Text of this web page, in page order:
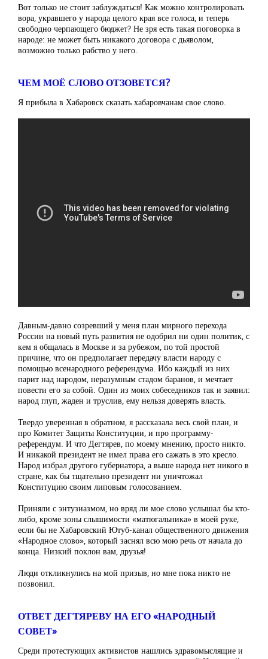
Вот только не стоит заблуждаться! Как можно контролировать
вора, укравшего у народа целого края все голоса, и теперь
свободно черпающего бюджет? Не зря есть такая поговорка в
народе: не может быть никакого договора с дьяволом,
возможно только рабство у него.
ЧЕМ МОЁ СЛОВО ОТЗОВЕТСЯ?
Я прибыла в Хабаровск сказать хабаровчанам свое слово.
Давным-давно созревший у меня план мирного перехода
России на новый путь развития не одобрил ни один политик, с
кем я общалась в Москве и за рубежом, по той простой
причине, что он предполагает передачу власти народу с
помощью всенародного референдума. Ибо каждый из них
парит над народом, неразумным стадом баранов, и мечтает
повести его за собой. Один из моих собеседников так и заявил:
народ глуп, жаден и труслив, ему нельзя доверять власть.
Твердо уверенная в обратном, я рассказала весь свой план, и
про Комитет Защиты Конституции, и про программу-
референдум. И что Дегтярев, по моему мнению, просто никто.
И никакой президент не имел права его сажать в это кресло.
Народ избрал другого губернатора, а выше народа нет никого в
стране, как бы тщательно президент ни уничтожал
Конституцию своим липовым голосованием.
Приняли с энтузиазмом, но вряд ли мое слово услышал бы кто-
либо, кроме зоны слышимости «матюгальника» в моей руке,
если бы не Хабаровский Ютуб-канал общественного движения
«Народное слово», который заснял всю мою речь от начала до
конца. Низкий поклон вам, друзья!
Люди откликнулись на мой призыв, но мне пока никто не
позвонил.
ОТВЕТ ДЕГТЯРЕВУ НА ЕГО «НАРОДНЫЙ
СОВЕТ»
Среди протестующих активистов нашлись здравомыслящие и